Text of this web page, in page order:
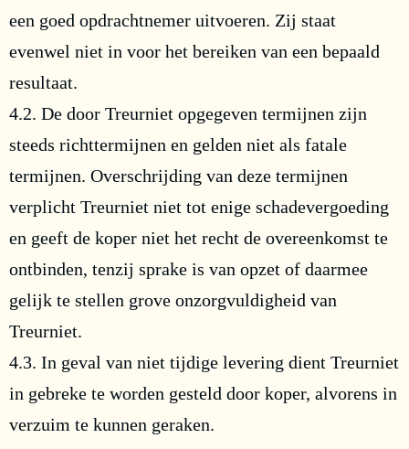
een goed opdrachtnemer uitvoeren. Zij staat
evenwel niet in voor het bereiken van een bepaald
resultaat.
4.2. De door Treurniet opgegeven termijnen zijn
steeds richttermijnen en gelden niet als fatale
termijnen. Overschrijding van deze termijnen
verplicht Treurniet niet tot enige schadevergoeding
en geeft de koper niet het recht de overeenkomst te
ontbinden, tenzij sprake is van opzet of daarmee
gelijk te stellen grove onzorgvuldigheid van
Treurniet.
4.3. In geval van niet tijdige levering dient Treurniet
in gebreke te worden gesteld door koper, alvorens in
verzuim te kunnen geraken.